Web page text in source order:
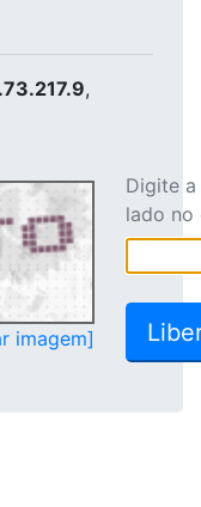
,
imagem]
Digite
lado no